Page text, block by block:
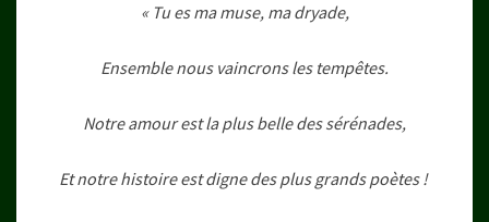
« Tu es ma muse, ma dryade,
Ensemble nous vaincrons les tempêtes.
Notre amour est la plus belle des sérénades,
Et notre histoire est digne des plus grands poètes !